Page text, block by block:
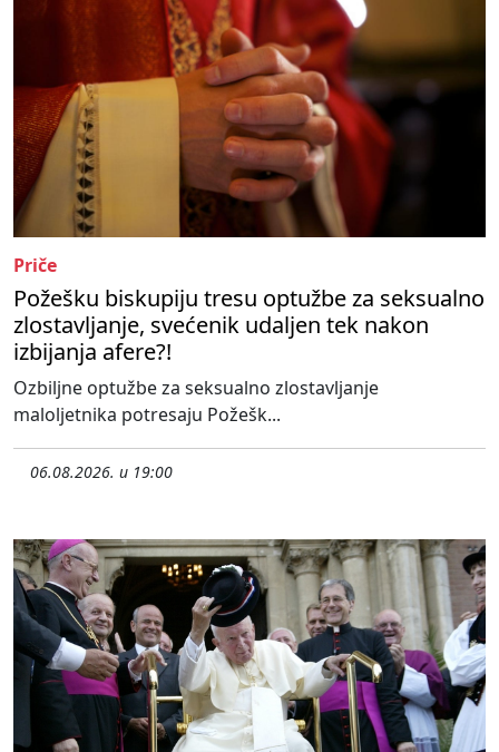
Priče
Požešku biskupiju tresu optužbe za seksualno
zlostavljanje, svećenik udaljen tek nakon
izbijanja afere?!
Ozbiljne optužbe za seksualno zlostavljanje
maloljetnika potresaju Požešk...
06.08.2026. u 19:00